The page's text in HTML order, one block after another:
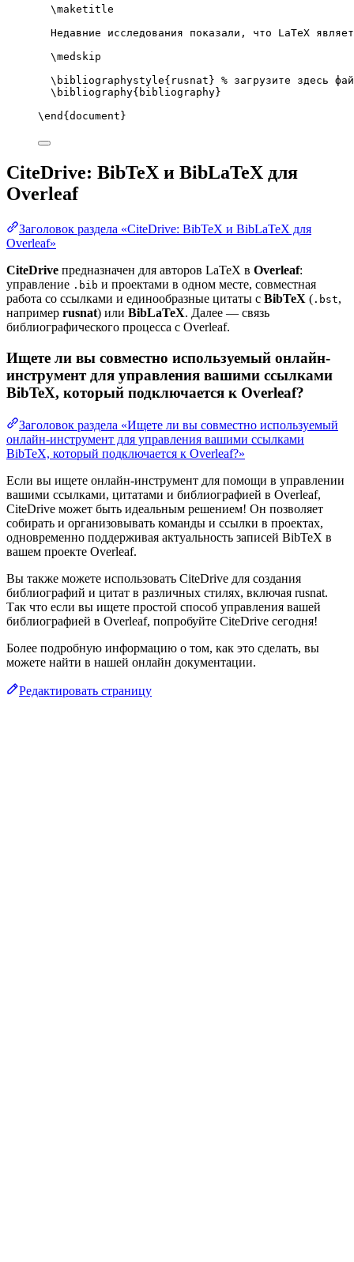
\maketitle
Недавние исследования показали, что LaTeX
\medskip
\bibliographystyle{rusnat} % загрузите здесь
\bibliography{bibliography}
\end { document }
CiteDrive: BibTeX и BibLaTeX для
Overleaf
Заголовок раздела «CiteDrive: BibTeX и BibLaTeX для
Overleaf»
CiteDrive предназначен для авторов LaTeX в Overleaf:
управление .bib и проектами в одном месте, совместная
работа со ссылками и единообразные цитаты с BibTeX ( .bst,
например rusnat) или BibLaTeX. Далее — связь
библиографического процесса с Overleaf.
Ищете ли вы совместно используемый онлайн-
инструмент для управления вашими ссылками
BibTeX, который подключается к Overleaf?
Заголовок раздела «Ищете ли вы совместно используемый
онлайн-инструмент для управления вашими ссылками
BibTeX, который подключается к Overleaf?»
Если вы ищете онлайн-инструмент для помощи в управлении
вашими ссылками, цитатами и библиографией в Overleaf,
CiteDrive может быть идеальным решением! Он позволяет
собирать и организовывать команды и ссылки в проектах,
одновременно поддерживая актуальность записей BibTeX в
вашем проекте Overleaf.
Вы также можете использовать CiteDrive для создания
библиографий и цитат в различных стилях, включая rusnat.
Так что если вы ищете простой способ управления вашей
библиографией в Overleaf, попробуйте CiteDrive сегодня!
Более подробную информацию о том, как это сделать, вы
можете найти в нашей онлайн документации.
Редактировать страницу